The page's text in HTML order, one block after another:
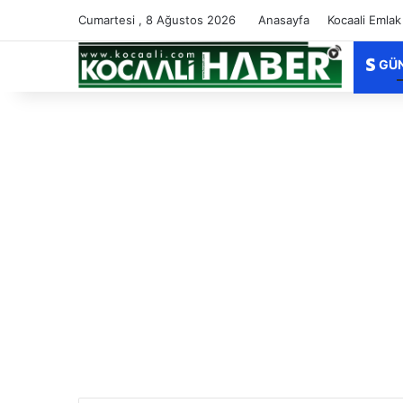
Cumartesi , 8 Ağustos 2026 Anasayfa Kocaali Emlak